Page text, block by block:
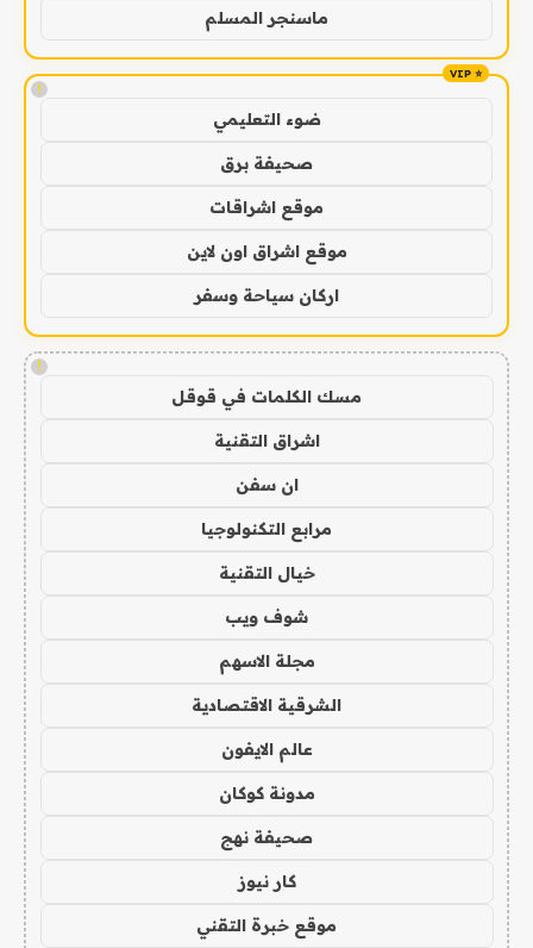
ماسنجر المسلم
!
ضوء التعليمي
صحيفة برق
موقع اشراقات
موقع اشراق اون لاين
اركان سياحة وسفر
!
مسك الكلمات في قوقل
اشراق التقنية
ان سفن
مرابع التكنولوجيا
خيال التقنية
شوف ويب
مجلة الاسهم
الشرقية الاقتصادية
عالم الايفون
مدونة كوكان
صحيفة نهج
كار نيوز
موقع خبرة التقني